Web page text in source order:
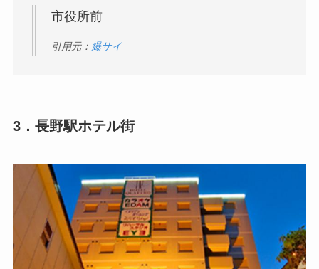
市役所前
引用元： 爆サイ
3．長野駅ホテル街